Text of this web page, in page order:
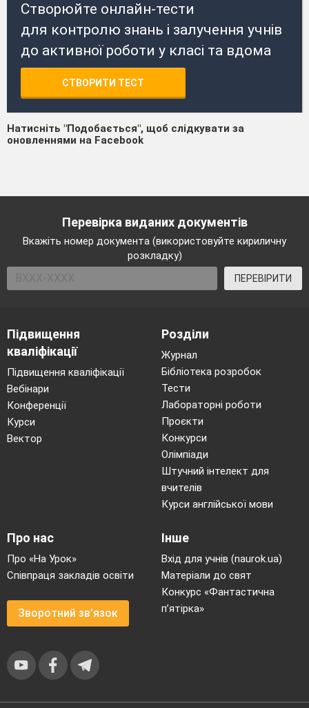
Створюйте онлайн-тести
для контролю знань і залучення учнів
до активної роботи у класі та вдома
СТВОРИТИ ТЕСТ
Натисніть "Подобається", щоб слідкувати за
оновленнями на Facebook
Перевірка виданих документів
Вкажіть номер документа (використовуйте кириличну
розкладку)
ПЕРЕВІРИТИ
Підвищення
кваліфікації
Підвищення кваліфікації
Вебінари
Конференції
Курси
Вектор
Розділи
Журнал
Бібліотека розробок
Тести
Лабораторні роботи
Проєкти
Конкурси
Олімпіади
Штучний інтелект для
вчителів
Курси англійської мови
Про нас
Про «На Урок»
Співпраця закладів освіти
Зворотний зв'язок
Інше
Вхід для учнів (naurok.ua)
Матеріали до свят
Конкурс «Фантастична
п’ятірка»